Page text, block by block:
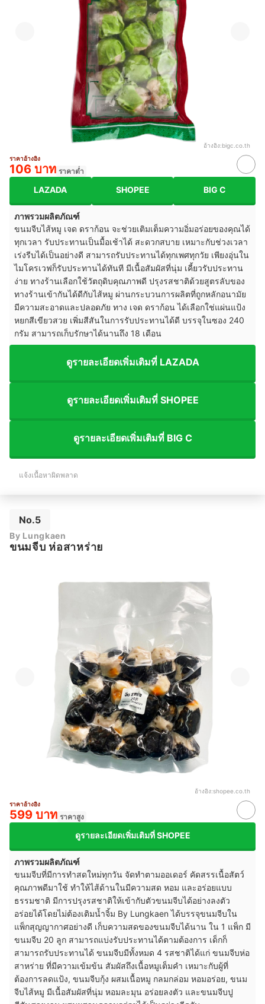
อ้างอิง:bigc.co.th
ราคาอ้างอิง
106 บาท ราคาต่ำ
LAZADA SHOPEE BIG C
ภาพรวมผลิตภัณฑ์
ขนมจีบไส้หมู เจด ดราก้อน จะช่วยเติมเต็มความอิ่มอร่อยของคุณได้
ทุกเวลา รับประทานเป็นมื้อเช้าได้ สะดวกสบาย เหมาะกับช่วงเวลา
เร่งรีบได้เป็นอย่างดี สามารถรับประทานได้ทุกเพศทุกวัย เพียงอุ่นใน
ไมโครเวฟก็รับประทานได้ทันที มีเนื้อสัมผัสที่นุ่ม เคี้ยวรับประทาน
ง่าย ทางร้านเลือกใช้วัตถุดิบคุณภาพดี ปรุงรสชาติด้วยสูตรลับของ
ทางร้านเข้ากันได้ดีกับไส้หมู ผ่านกระบวนการผลิตที่ถูกหลักอนามัย
มีความสะอาดและปลอดภัย ทาง เจด ดราก้อน ได้เลือกใช่แผ่นแป้ง
หยกสีเขียวสวย เพิ่มสีสันในการรับประทานได้ดี บรรจุในซอง 240
กรัม สามารถเก็บรักษาได้นานถึง 18 เดือน
ดูรายละเอียดเพิ่มเติมที่ LAZADA
ดูรายละเอียดเพิ่มเติมที่ SHOPEE
ดูรายละเอียดเพิ่มเติมที่ BIG C
แจ้งเนื้อหาผิดพลาด
No.5
By Lungkaen
ขนมจีบ ห่อสาหร่าย
อ้างอิง:shopee.co.th
ราคาอ้างอิง
599 บาท ราคาสูง
ดูรายละเอียดเพิ่มเติมที่ SHOPEE
ภาพรวมผลิตภัณฑ์
ขนมจีบที่มีการทำสดใหม่ทุกวัน จัดทำตามออเดอร์ คัดสรรเนื้อสัตว์
คุณภาพดีมาใช้ ทำให้ไส้ด้านในมีความสด หอม และอร่อยแบบ
ธรรมชาติ มีการปรุงรสชาติให้เข้ากับตัวขนมจีบได้อย่างลงตัว
อร่อยได้โดยไม่ต้องเติมน้ำจิ้ม By Lungkaen ได้บรรจุขนมจีบใน
แพ็กสุญญากาศอย่างดี เก็บความสดของขนมจีบได้นาน ใน 1 แพ็ก มี
ขนมจีบ 20 ลูก สามารถแบ่งรับประทานได้ตามต้องการ เด็กก็
สามารถรับประทานได้ ขนมจีบมีทั้งหมด 4 รสชาติได้แก่ ขนมจีบห่อ
สาหร่าย ที่มีความเข้มข้น สัมผัสถึงเนื้อหมูเต็มคำ เหมาะกับผู้ที่
ต้องการลดแป้ง, ขนมจีบกุ้ง ผสมเนื้อหมู กลมกล่อม หอมอร่อย, ขนม
จีบไส้หมู มีเนื้อสัมผัสที่นุ่ม หอมละมุน อร่อยลงตัว และขนมจีบปู